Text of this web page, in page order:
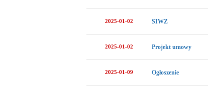
2025-01-02 SIWZ
2025-01-02 Projekt umowy
2025-01-09 Ogłoszenie